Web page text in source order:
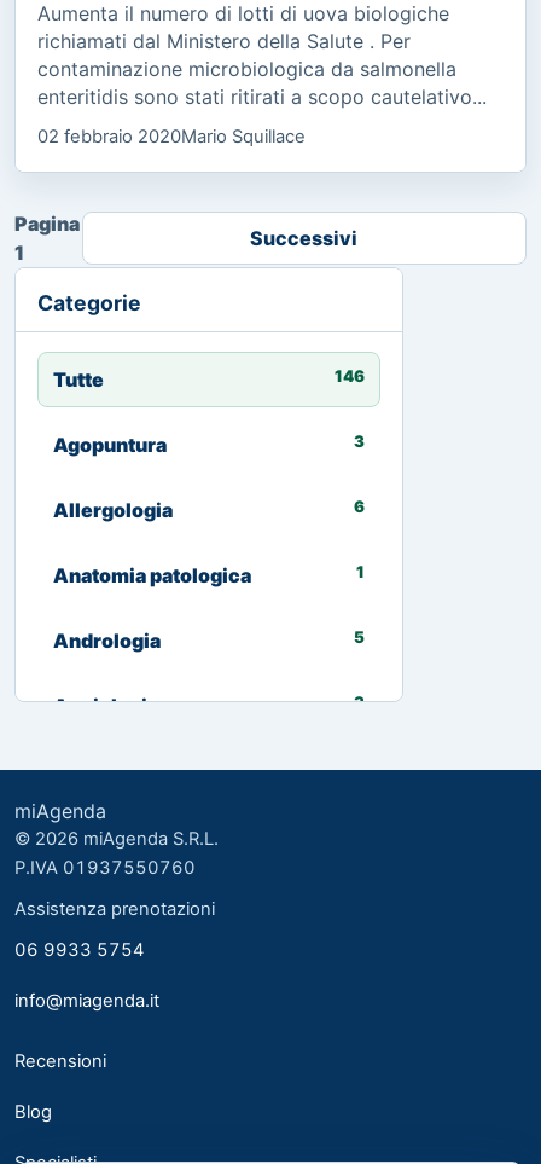
Categorie
Tutte 146
Agopuntura 3
Allergologia 6
Anatomia patologica 1
Andrologia 5
Angiologia 3
Biologo nutrizionista 13
Cardiologia
Chirurgia Generale
6
Aumenta il numero di lotti di uova biologiche
richiamati dal Ministero della Salute . Per
contaminazione microbiologica da salmonella
enteritidis sono stati ritirati a scopo cautelativo...
02 febbraio 2020Mario Squillace
Pagina
1
Successivi
miAgenda
© 2026 miAgenda S.R.L.
P.IVA 01937550760
Assistenza prenotazioni
06 9933 5754
info@miagenda.it
Recensioni
Blog